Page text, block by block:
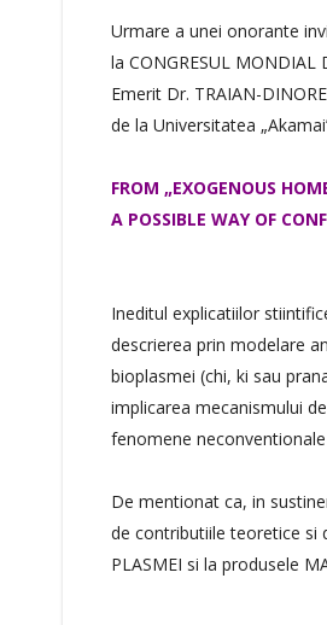
Urmare a unei onorante
la CONGRESUL
Emerit Dr. TRAIAN-
de la Universitatea
FROM „EXOGENOUS
A POSSIBLE WAY OF
Ineditul explicatiilor
descrierea prin modelare
bioplasmei (chi, ki sau
implicarea mecanismului
fenomene
De mentionat ca, in
de contributiile teoretice si
PLASMEI si la produsele